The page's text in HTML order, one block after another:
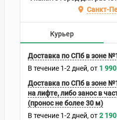
Санкт-
Курьер
Доставка по СПб в зоне
В течение 1-2 дней 1 990
Доставка по СПб в зоне
на лифте, либо занос в
(пронос не более 30 м)
В течение 1-2 дней 2 190